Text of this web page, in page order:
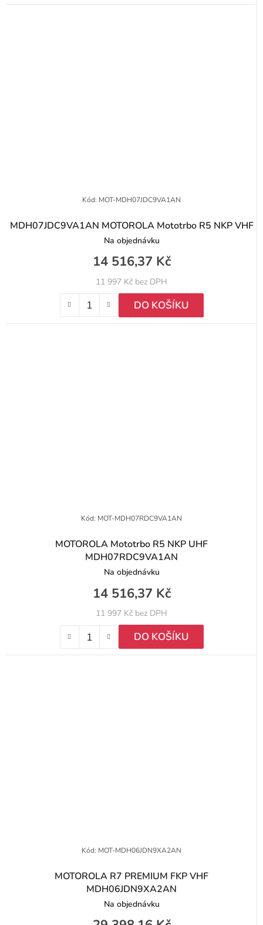
MDH07JDC9VA1AN MOTOROLA Mototrbo R5 NKP VHF
Na objednávku
11 997 Kč bez DPH
14 516,37 Kč
DO KOŠÍKU
Kód: MOT-MDH07JDC9VA1AN
MOTOROLA Mototrbo R5 NKP UHF
MDH07RDC9VA1AN
Na objednávku
11 997 Kč bez DPH
14 516,37 Kč
DO KOŠÍKU
Kód: MOT-MDH07RDC9VA1AN
MOTOROLA R7 PREMIUM FKP VHF
MDH06JDN9XA2AN
Na objednávku
Kód: MOT-MDH06JDN9XA2AN